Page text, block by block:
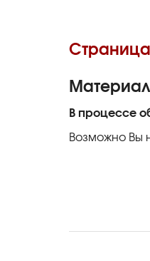
В процессе
Возможно Вы